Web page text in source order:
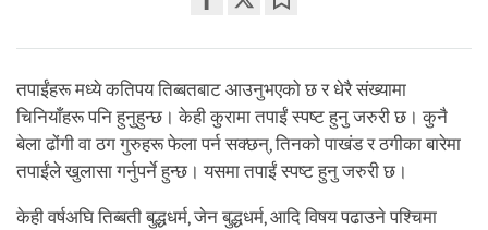
on
तपाईंहरू मध्ये कतिपय तिब्बतबाट आउनुभएको छ र धेरै संख्यामा
चिनियाँहरू पनि हुनुहुन्छ। केही कुरामा तपाईं स्पष्ट हुनु जरुरी छ। कुनै
बेला ढोंगी वा ठग गुरुहरू फेला पर्न सक्छन्, तिनको पाखंड र ठगीका बारेमा
तपाईंले खुलासा गर्नुपर्ने हुन्छ। यसमा तपाईं स्पष्ट हुनु जरुरी छ।
केही वर्षअघि तिब्बती बुद्धधर्म, जेन बुद्धधर्म, आदि विषय पढाउने पश्चिमा